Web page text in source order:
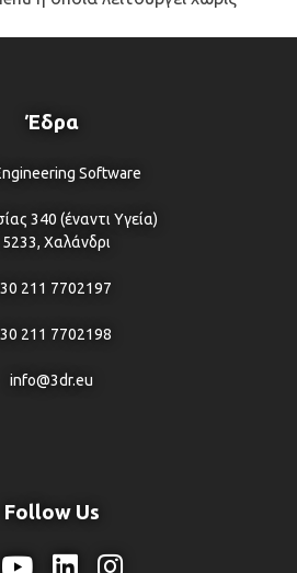
Έδρα
Software
340 (έναντι Υγεία)
Χαλάνδρι
211 7702197
211 7702198
info@3dr.eu
Follow Us